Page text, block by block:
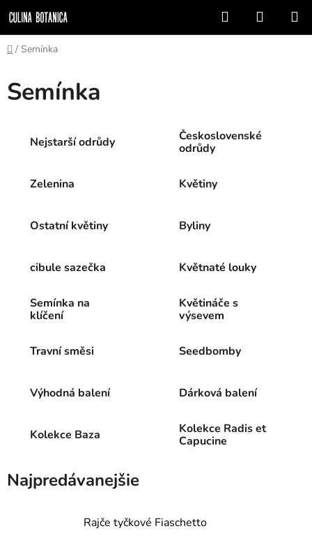
na
obsah
Hľadať
KOŠÍK
Domov
/ Semínka
Semínka
Nejstarší odrůdy
Československé
odrůdy
Zelenina Květiny
Ostatní květiny Byliny
cibule sazečka Květnaté louky
Semínka na
klíčení
Květináče s
výsevem
Travní směsi Seedbomby
Výhodná balení Dárková balení
Kolekce Baza
Kolekce Radis et
Capucine
Najpredávanejšie
Rajče tyčkové Fiaschetto